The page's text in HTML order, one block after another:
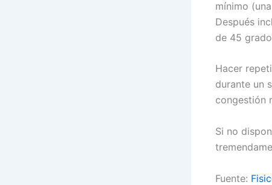
mínimo
Después
de 45
Hacer
durante un
congestión
Si no
Fuente: